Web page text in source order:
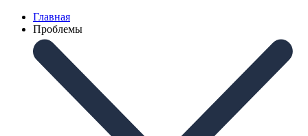
Главная
Проблемы